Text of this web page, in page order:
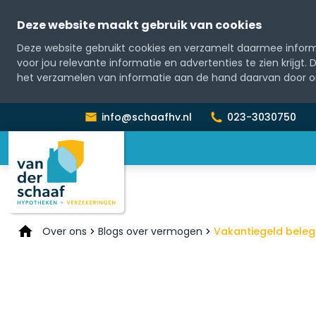
Deze website maakt gebruik van cookies
Deze website gebruikt cookies en verzamelt daarmee
voor jou relevante informatie en advertenties te zien krijgt.
het verzamelen van informatie aan de hand daarvan door
info@schaafhv.nl 023-3030750
Over ons Blogs over vermogen Vakantiegeld